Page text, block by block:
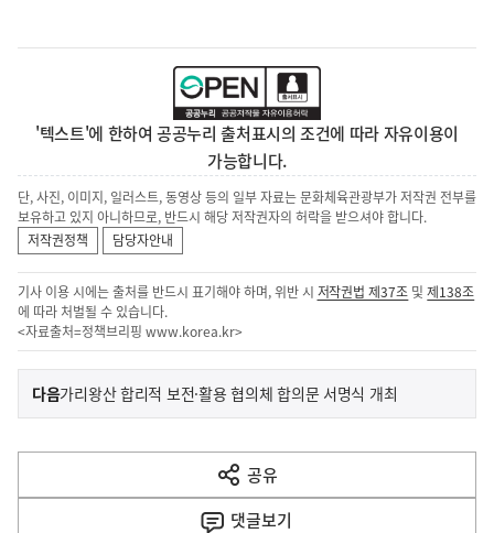
'텍스트'에 한하여 공공누리 출처표시의 조건에 따라 자유이용이
가능합니다.
단, 사진, 이미지, 일러스트, 동영상 등의 일부 자료는 문화체육관광부가 저작권 전부를
보유하고 있지 아니하므로, 반드시 해당 저작권자의 허락을 받으셔야 합니다.
저작권정책
담당자안내
기사 이용 시에는 출처를 반드시 표기해야 하며, 위반 시 저작권법 제37조 및제138조
에 따라 처벌될 수 있습니다.
<자료출처=정책브리핑 www.korea.kr>
이
전
다
음
다음기
가리왕산 합리적 보전·활용 협의체 합의문 서명식 개최
공유
열
기
댓글보기